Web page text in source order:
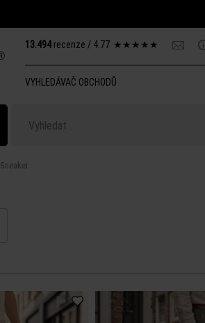
13.494recenze / 4.77 ★ ★ ★ ★ ★
VYHLEDÁVAČ OBCHODŮ
Sneaker